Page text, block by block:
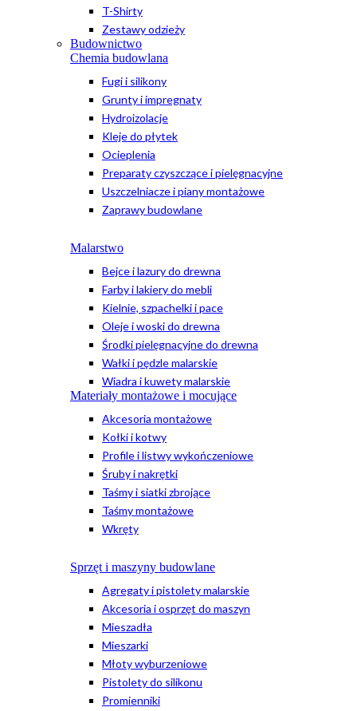
T-Shirty
Zestawy odzieży
Budownictwo
Chemia budowlana
Fugi i silikony
Grunty i impregnaty
Hydroizolacje
Kleje do płytek
Ocieplenia
Preparaty czyszczące i pielęgnacyjne
Uszczelniacze i piany montażowe
Zaprawy budowlane
Malarstwo
Bejce i lazury do drewna
Farby i lakiery do mebli
Kielnie, szpachelki i pace
Oleje i woski do drewna
Środki pielęgnacyjne do drewna
Wałki i pędzle malarskie
Wiadra i kuwety malarskie
Materiały montażowe i mocujące
Akcesoria montażowe
Kołki i kotwy
Profile i listwy wykończeniowe
Śruby i nakrętki
Taśmy i siatki zbrojące
Taśmy montażowe
Wkręty
Sprzęt i maszyny budowlane
Agregaty i pistolety malarskie
Akcesoria i osprzęt do maszyn
Mieszadła
Mieszarki
Młoty wyburzeniowe
Pistolety do silikonu
Promienniki